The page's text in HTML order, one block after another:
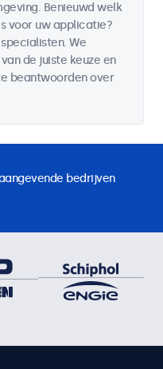
Benieuwd welk
voor uw applicatie?
We
de juiste keuze en
beantwoorden over
bedrijven